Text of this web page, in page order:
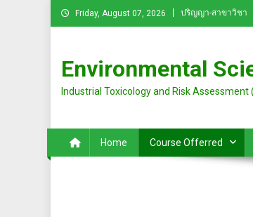
Skip
to
Friday, August 07, 2026 ปริญญา-สาขาวิชา
Environmental
Industrial Toxicology and Risk
Home Course Offerred